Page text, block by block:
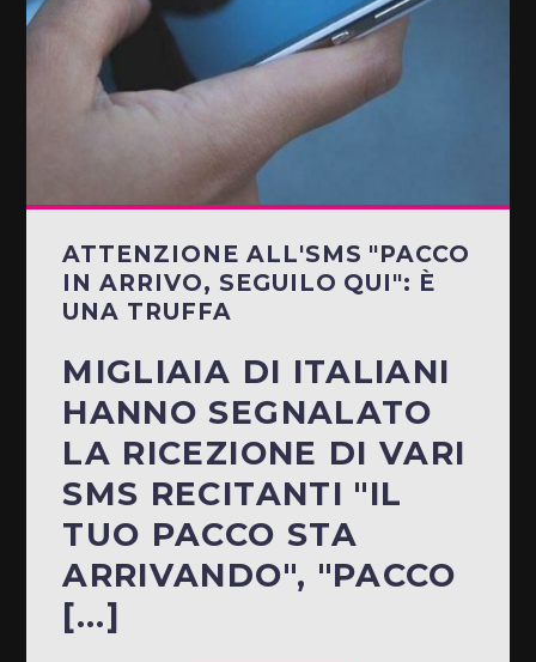
ATTENZIONE ALL'SMS "PACCO
IN ARRIVO, SEGUILO QUI": È
UNA TRUFFA
MIGLIAIA DI ITALIANI
HANNO SEGNALATO
LA RICEZIONE DI VARI
SMS RECITANTI "IL
TUO PACCO STA
ARRIVANDO", "PACCO
[...]